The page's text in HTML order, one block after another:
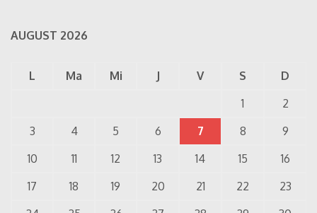
AUGUST 2026
L Ma Mi J V S
D
1
2
3
4 5 6 7 8
9
10
11 12 13 14 15
16
17
18 19 20 21 22
23